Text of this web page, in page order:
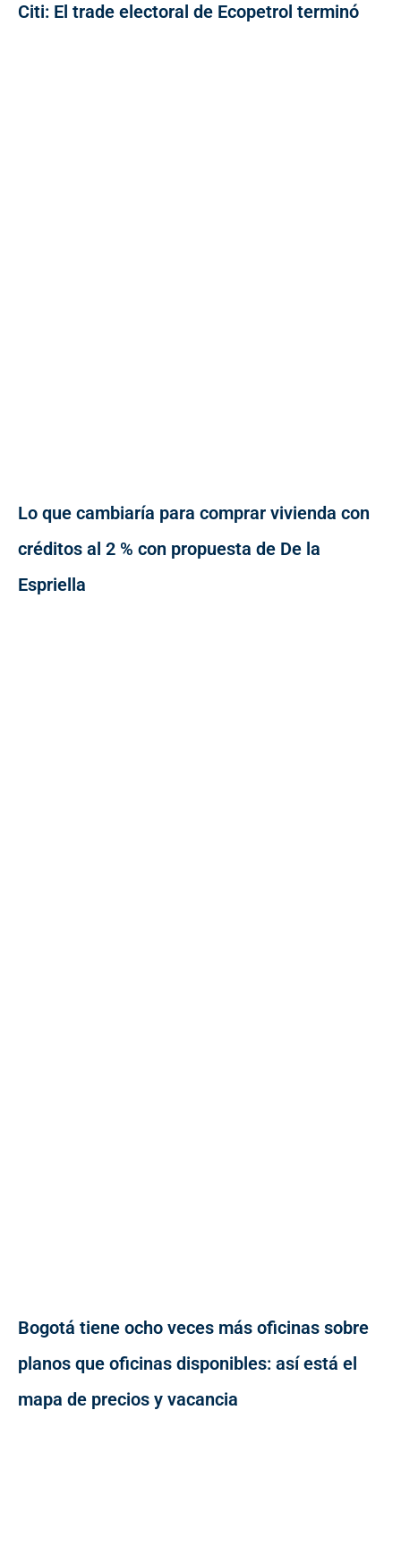
Citi: El trade electoral de Ecopetrol terminó
Lo que cambiaría para comprar vivienda con
créditos al 2 % con propuesta de De la
Espriella
Bogotá tiene ocho veces más oficinas sobre
planos que oficinas disponibles: así está el
mapa de precios y vacancia